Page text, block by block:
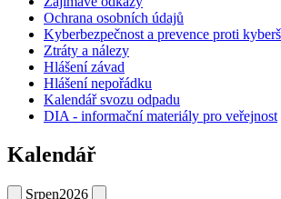
Ochrana osobních údajů
Kyberbezpečnost a prevence proti
Ztráty a nálezy
Hlášení závad
Hlášení nepořádku
Kalendář svozu odpadu
DIA - informační materiály pro veřejnost
Kalendář
Srpen2026